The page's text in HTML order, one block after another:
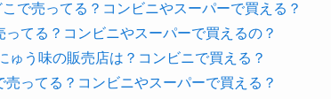
で売ってる？コンビニやスーパーで買える？
てる？コンビニやスーパーで買えるの？
ゅう味の販売店は？コンビニで買える？
ってる？コンビニやスーパーで買える？